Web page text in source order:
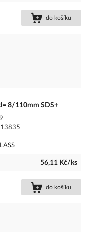
do košíku
8/110mm SDS+
56,11 Kč/ks
do košíku